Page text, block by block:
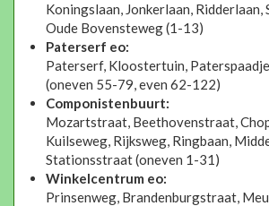
Koningslaan, Jonkerlaan, Ridderlaan,
Oude Bovensteweg (1-13)
Paterserf eo:
Paterserf, Kloostertuin,
(oneven 55-79, even 62-122)
Componistenbuurt:
Mozartstraat, Beethovenstraat,
Kuilseweg, Rijksweg, Ringbaan,
Stationsstraat (oneven 1-31)
Winkelcentrum eo:
Prinsenweg, Brandenburgstraat,